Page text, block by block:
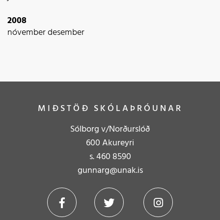
2008
nóvemberdesember
MIÐSTÖÐ SKÓLAÞRÓUNAR
Sólborg v/Norðurslóð
600 Akureyri
s.460 8590
gunnarg@unak.is